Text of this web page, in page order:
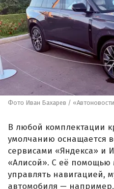
Фото Иван Бахарев /
В любой комплектации
умолчанию оснащается
сервисами «Яндекса» и
«Алисой». С её помощью
управлять навигацией,
автомобиля —